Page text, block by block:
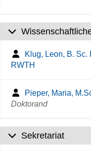
Klug, Leon, B. Sc.
RWTH
Pieper, Maria,
Doktorand
Sekretariat